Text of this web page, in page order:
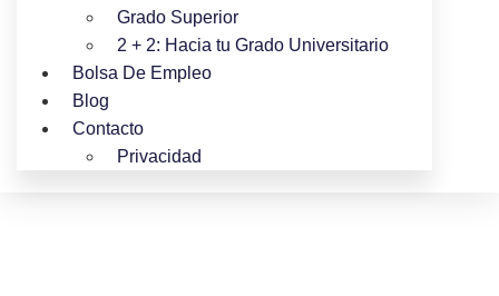
Grado Superior
2 + 2: Hacia tu Grado Universitario
Bolsa De Empleo
Blog
Contacto
Privacidad